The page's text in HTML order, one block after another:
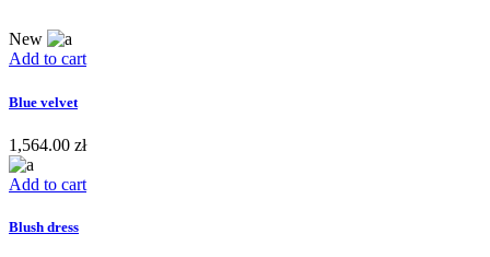
New
Add to cart
Blue velvet
1,564.00 zł
Add to cart
Blush dress